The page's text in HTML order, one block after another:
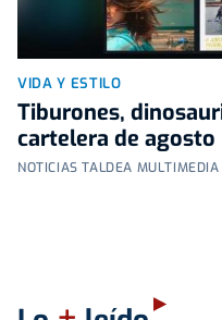
VIDA Y ESTILO
Tiburones,
cartelera de agosto
NOTICIAS TALDEA MULTIMEDIA